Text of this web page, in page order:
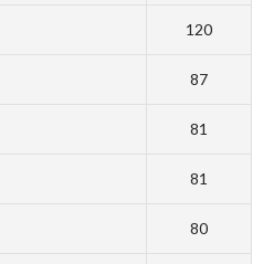
120
87
81
81
80